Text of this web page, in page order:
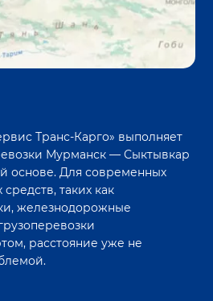
Транс-Карго» выполняет
Мурманск —Сыктывкар
основе. Для современных
таких как
железнодорожные
расстояние уже не